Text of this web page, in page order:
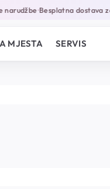
•Besplatna dostava za
MJESTA SERVIS